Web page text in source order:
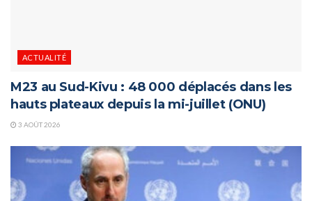
ACTUALITÉ
M23 au Sud-Kivu : 48 000 déplacés dans les
hauts plateaux depuis la mi-juillet (ONU)
3 AOÛT 2026